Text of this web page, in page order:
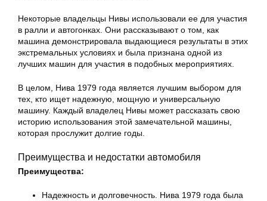
Некоторые владельцы Нивы использовали ее для участия
в ралли и автогонках. Они рассказывают о том, как
машина демонстрировала выдающиеся результаты в этих
экстремальных условиях и была признана одной из
лучших машин для участия в подобных мероприятиях.
В целом, Нива 1979 года является лучшим выбором для
тех, кто ищет надежную, мощную и универсальную
машину. Каждый владелец Нивы может рассказать свою
историю использования этой замечательной машины,
которая прослужит долгие годы.
Преимущества и недостатки автомобиля
Преимущества:
Надежность и долговечность. Нива 1979 года была